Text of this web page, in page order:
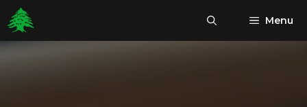
Aller
au
contenu
Menu